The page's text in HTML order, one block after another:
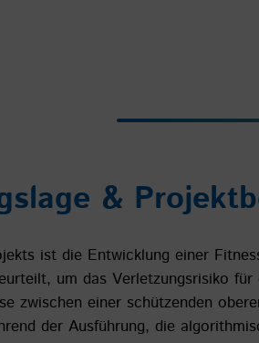
&
ist die Entwicklung einer
um das Verletzungsrisiko
zwischen einer schützenden
der Ausführung, die